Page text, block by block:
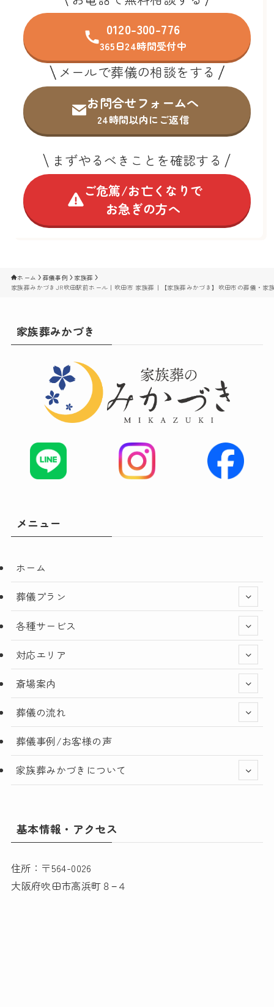
0120-300-776
365日24時間受付中
メールで葬儀の相談をする
お問合せフォームへ
24時間以内にご返信
まずやるべきことを確認する
ご危篤/お亡くなりで
お急ぎの方へ
ホーム 葬儀事例
家族葬
家族葬みかづきJR吹田駅前ホール｜吹田市 家族葬｜【家族葬みかづき】吹田市の葬儀・家
家族葬みかづき
メニュー
ホーム
葬儀プラン
各種サービス
対応エリア
斎場案内
葬儀の流れ
葬儀事例/お客様の声
家族葬みかづきについて
基本情報・アクセス
住所：〒564-0026
大阪府吹田市高浜町８−４